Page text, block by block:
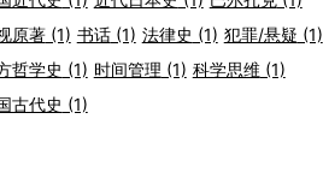
原著(1) 书话(1) 法律史 (1) 犯罪/悬疑 (1)
哲学史 (1) 时间管理 (1) 科学思维(1)
古代史 (1)